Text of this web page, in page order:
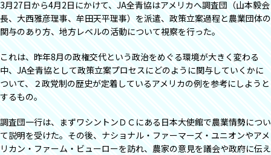
3月27日から4月2日にかけて、JA全青協はアメリカへ調査団（山本毅会
長、大西雅彦理事、牟田天平理事）を派遣、政策立案過程と農業団体の
関与のあり方、地方レベルの活動について視察を行った。
これは、昨年8月の政権交代という政治をめぐる環境が大きく変わる
中、JA全青協として政策立案プロセスにどのように関与していくかに
ついて、２政党制の歴史が定着しているアメリカの例を参考にしようと
するもの。
調査団一行は、まずワシントンＤＣにある日本大使館で農業情勢につい
て説明を受けた。その後、ナショナル・ファーマーズ・ユニオンやアメ
リカン・ファーム・ビューローを訪れ、農家の意見を議会や政府に伝え